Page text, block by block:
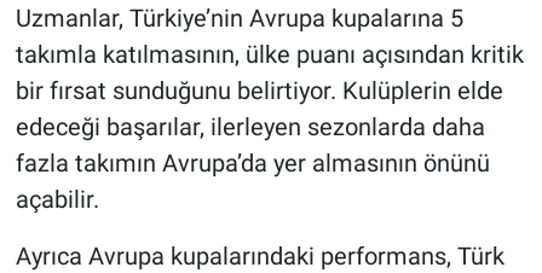
Uzmanlar, Türkiye’nin Avrupa kupalarına 5
takımla katılmasının, ülke puanı açısından kritik
bir fırsat sunduğunu belirtiyor. Kulüplerin elde
edeceği başarılar, ilerleyen sezonlarda daha
fazla takımın Avrupa’da yer almasının önünü
açabilir.
Ayrıca Avrupa kupalarındaki performans, Türk